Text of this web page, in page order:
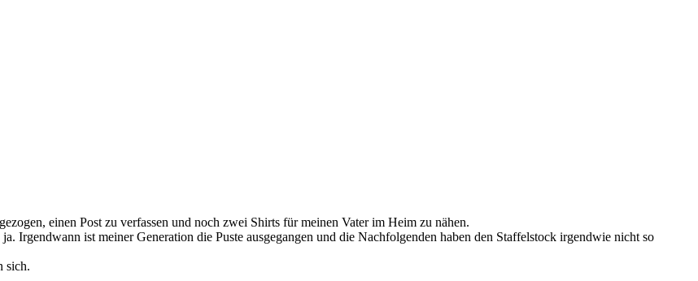
einen Post zu verfassen und noch zwei Shirts für meinen Vater im Heim zu nähen.
Irgendwann ist meiner Generation die Puste ausgegangen und die Nachfolgenden haben den Staffelstock irgendwie nicht so
sich.